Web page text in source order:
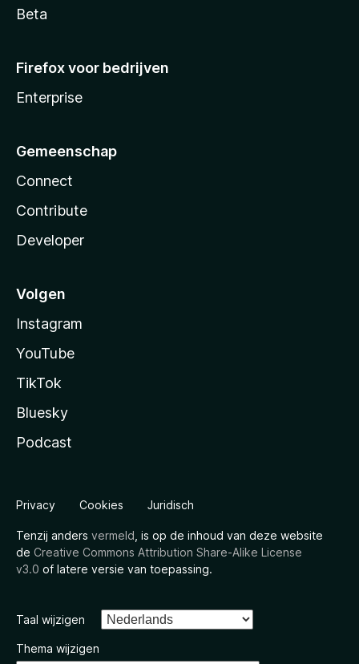
Beta
Firefox voor bedrijven
Enterprise
Gemeenschap
Connect
Contribute
Developer
Volgen
Instagram
YouTube
TikTok
Bluesky
Podcast
Privacy Cookies Juridisch
Tenzij anders vermeld , is op de inhoud van deze website
de Creative Commons Attribution Share-Alike License
v3.0 of latere versie van toepassing.
Taal wijzigen
Thema wijzigen